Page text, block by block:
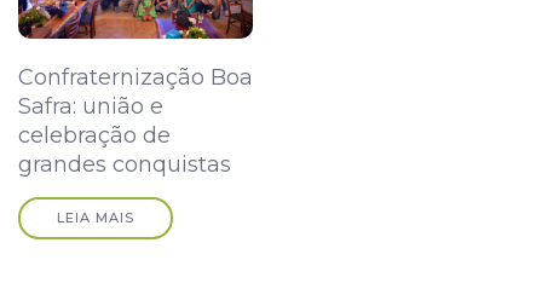
Confraternização Boa
Safra: união e
celebração de
grandes conquistas
LEIA MAIS